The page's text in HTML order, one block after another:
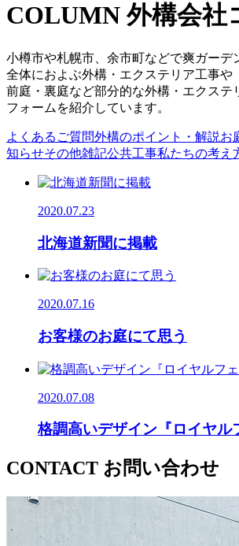
COLUMN 外構会社
小樽市や札幌市、余市町などで爽ガーデ
全体におよぶ外構・エクステリア工事や
前庭・裏庭など部分的な外構・エクステ
フォームを紹介しています。
よくあるご質問外構のポイント・解説お
知らせその他雑記公共工事私たちの考え
2020.07.23
北海道新聞に掲載
2020.07.16
お客様のお庭にて思う
2020.07.08
格調高いデザイン『ロイヤル
CONTACT お問い合わせ